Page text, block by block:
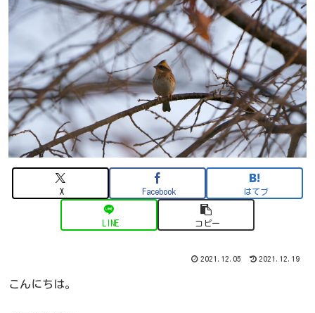
X Facebook はてブ
LINE コピー
2021.12.05 2021.12.19
こんにちは。